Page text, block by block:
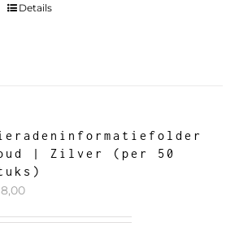
Details
| Zilver (per 50